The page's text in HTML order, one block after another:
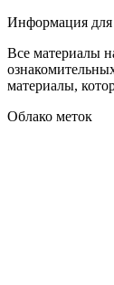
Информация для
Все материалы
материалы,
Облако меток